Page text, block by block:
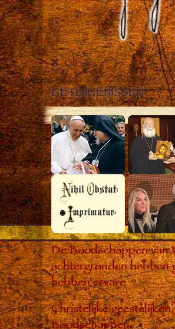
Close
GETUIGENISSEN
De Boodschappen van
achtergronden hebben
hebben ervare
Christelijke